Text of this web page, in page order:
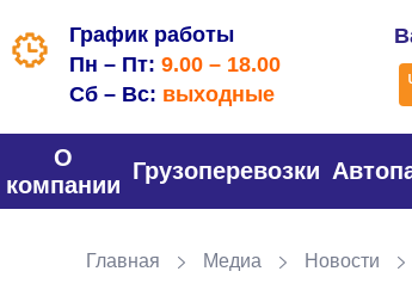
График работы
Пн – Пт: 9.00 – 18.00
Сб – Вс: выходные
О
компании
Грузоперевозки
Главная Медиа Новости